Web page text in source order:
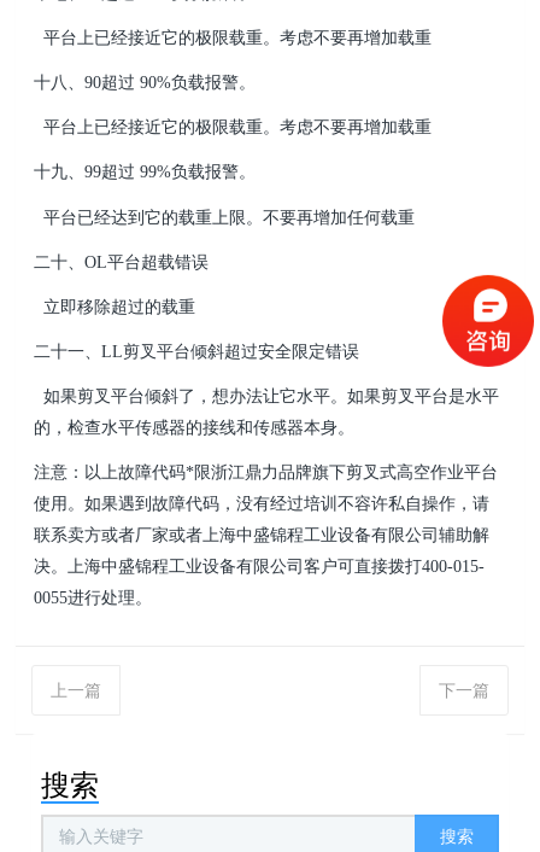
平台上已经接近它的极限载重。考虑不要再增加载重
十八、90超过 90%负载报警。
平台上已经接近它的极限载重。考虑不要再增加载重
十九、99超过 99%负载报警。
平台已经达到它的载重上限。不要再增加任何载重
二十、OL平台超载错误
立即移除超过的载重
二十一、LL剪叉平台倾斜超过安全限定错误
如果剪叉平台倾斜了，想办法让它水平。如果剪叉平台是水平
的，检查水平传感器的接线和传感器本身。
注意：以上故障代码*限浙江鼎力品牌旗下剪叉式高空作业平台
使用。如果遇到故障代码，没有经过培训不容许私自操作，请
联系卖方或者厂家或者上海中盛锦程工业设备有限公司辅助解
决。上海中盛锦程工业设备有限公司客户可直接拨打400-015-
0055进行处理。
上一篇 下一篇
搜索
搜索